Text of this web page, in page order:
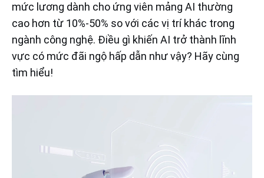
mức lương dành cho ứng viên mảng AI thường
cao hơn từ 10%-50% so với các vị trí khác trong
ngành công nghệ. Điều gì khiến AI trở thành lĩnh
vực có mức đãi ngộ hấp dẫn như vậy? Hãy cùng
tìm hiểu!